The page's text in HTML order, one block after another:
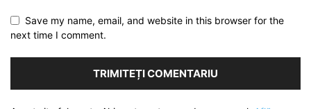
Save my name, email, and website in this browser for the
next time I comment.